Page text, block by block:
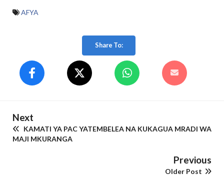
AFYA
Share To:
Next
KAMATI YA PAC YATEMBELEA NA KUKAGUA MRADI WA
MAJI MKURANGA
Previous
Older Post